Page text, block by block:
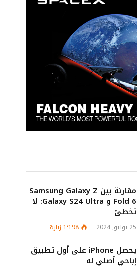
مقارنة بين Samsung Galaxy Z
Fold 6 و Galaxy S24 Ultra: لا
تخطئ
25 يوليو, 2024 1٬198 زيارة
يحصل iPhone على أول تطبيق
إباحي أصلي له